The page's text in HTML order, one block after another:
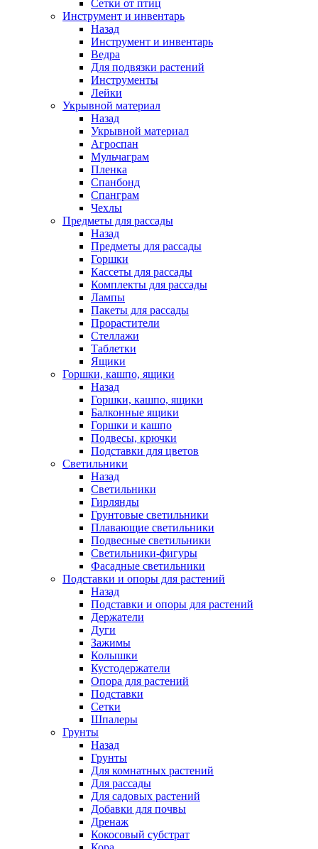
Сетки от птиц
Инструмент и инвентарь
Назад
Инструмент и инвентарь
Ведра
Для подвязки растений
Инструменты
Лейки
Укрывной материал
Назад
Укрывной материал
Агроспан
Мульчаграм
Пленка
Спанбонд
Спанграм
Чехлы
Предметы для рассады
Назад
Предметы для рассады
Горшки
Кассеты для рассады
Комплекты для рассады
Лампы
Пакеты для рассады
Прорастители
Стеллажи
Таблетки
Ящики
Горшки, кашпо, ящики
Назад
Горшки, кашпо, ящики
Балконные ящики
Горшки и кашпо
Подвесы, крючки
Подставки для цветов
Светильники
Назад
Светильники
Гирлянды
Грунтовые светильники
Плавающие светильники
Подвесные светильники
Светильники-фигуры
Фасадные светильники
Подставки и опоры для растений
Назад
Подставки и опоры для растений
Держатели
Дуги
Зажимы
Колышки
Кустодержатели
Опора для растений
Подставки
Сетки
Шпалеры
Грунты
Назад
Грунты
Для комнатных растений
Для рассады
Для садовых растений
Добавки для почвы
Дренаж
Кокосовый субстрат